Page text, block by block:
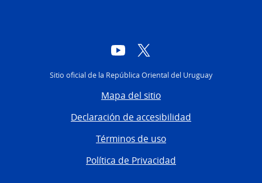
YouTube
Sitio oficial de la República Oriental del Uruguay
Mapa del sitio
Declaración de accesibilidad
Términos de uso
Política de Privacidad